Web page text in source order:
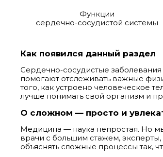
Функции
сердечно-сосудистой системы
Как появился данный раздел
Сердечно-сосудистые
помогают отслеживать важные
того, как устроено человеческое
лучше понимать свой организм и
О сложном — просто и
Медицина — наука непростая. Но
врачи с большим стажем,
объяснять сложные процессы так,